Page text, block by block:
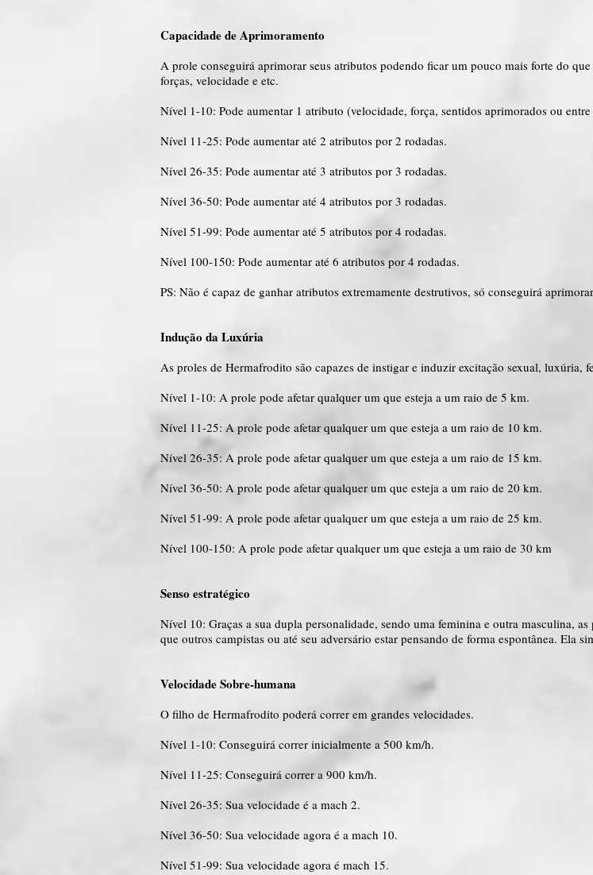
Capacidade de Aprimoramento
A prole conseguirá aprimorar seus atributos podendo ficar um pouco mais forte do
forças, velocidade e etc.
Nível 1-10: Pode aumentar 1 atributo (velocidade, força, sentidos aprimorados ou
Nível 11-25: Pode aumentar até 2 atributos por 2 rodadas.
Nível 26-35: Pode aumentar até 3 atributos por 3 rodadas.
Nível 36-50: Pode aumentar até 4 atributos por 3 rodadas.
Nível 51-99: Pode aumentar até 5 atributos por 4 rodadas.
Nível 100-150: Pode aumentar até 6 atributos por 4 rodadas.
PS: Não é capaz de ganhar atributos extremamente destrutivos, só conseguirá
Indução da Luxúria
As proles de Hermafrodito são capazes de instigar e induzir excitação sexual, luxúria,
Nível 1-10: A prole pode afetar qualquer um que esteja a um raio de 5 km.
Nível 11-25: A prole pode afetar qualquer um que esteja a um raio de 10 km.
Nível 26-35: A prole pode afetar qualquer um que esteja a um raio de 15 km.
Nível 36-50: A prole pode afetar qualquer um que esteja a um raio de 20 km.
Nível 51-99: A prole pode afetar qualquer um que esteja a um raio de 25 km.
Nível 100-150: A prole pode afetar qualquer um que esteja a um raio de 30 km
Senso estratégico
Nível 10: Graças a sua dupla personalidade, sendo uma feminina e outra masculina,
que outros campistas ou até seu adversário estar pensando de forma espontânea. Ela
Velocidade Sobre-humana
O filho de Hermafrodito poderá correr em grandes velocidades.
Nível 1-10: Conseguirá correr inicialmente a 500 km/h.
Nível 11-25: Conseguirá correr a 900 km/h.
Nível 26-35: Sua velocidade é a mach 2.
Nível 36-50: Sua velocidade agora é a mach 10.
Nível 51-99: Sua velocidade agora é mach 15.